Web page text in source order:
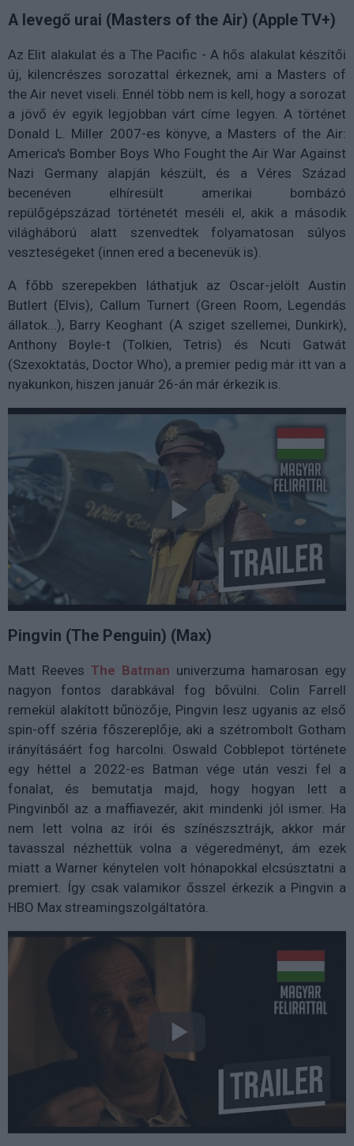
A levegő urai (Masters of the Air) (Apple TV+)
Az Elit alakulat és a The Pacific - A hős alakulat készítői
új, kilencrészes sorozattal érkeznek, ami a Masters of
the Air nevet viseli. Ennél több nem is kell, hogy a sorozat
a jövő év egyik legjobban várt címe legyen. A történet
Donald L. Miller 2007-es könyve, a Masters of the Air:
America's Bomber Boys Who Fought the Air War Against
Nazi Germany alapján készült, és a Véres Század
becenéven elhíresült amerikai bombázó
repülőgépszázad történetét meséli el, akik a második
világháború alatt szenvedtek folyamatosan súlyos
veszteségeket (innen ered a becenevük is).
A főbb szerepekben láthatjuk az Oscar-jelölt Austin
Butlert (Elvis), Callum Turnert (Green Room, Legendás
állatok...), Barry Keoghant (A sziget szellemei, Dunkirk),
Anthony Boyle-t (Tolkien, Tetris) és Ncuti Gatwát
(Szexoktatás, Doctor Who), a premier pedig már itt van a
nyakunkon, hiszen január 26-án már érkezik is.
Pingvin (The Penguin) (Max)
Matt Reeves The Batman univerzuma hamarosan egy
nagyon fontos darabkával fog bővülni. Colin Farrell
remekül alakított bűnözője, Pingvin lesz ugyanis az első
spin-off széria főszereplője, aki a szétrombolt Gotham
irányításáért fog harcolni. Oswald Cobblepot története
egy héttel a 2022-es Batman vége után veszi fel a
fonalat, és bemutatja majd, hogy hogyan lett a
Pingvinből az a maffiavezér, akit mindenki jól ismer. Ha
nem lett volna az írói és színészsztrájk, akkor már
tavasszal nézhettük volna a végeredményt, ám ezek
miatt a Warner kénytelen volt hónapokkal elcsúsztatni a
premiert. Így csak valamikor ősszel érkezik a Pingvin a
HBO Max streamingszolgáltatóra.